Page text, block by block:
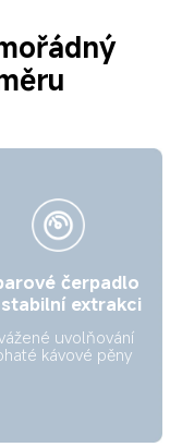
čerpadlo
extrakci
uvolňování
kávové pěny